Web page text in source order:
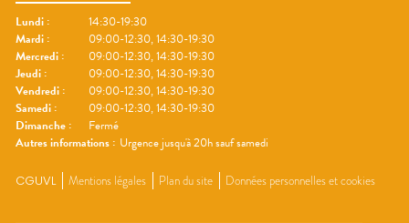
Lundi :
14:30-19:30
Mardi :
09:00-12:30, 14:30-19:30
Mercredi :
09:00-12:30, 14:30-19:30
Jeudi :
09:00-12:30, 14:30-19:30
Vendredi :
09:00-12:30, 14:30-19:30
Samedi :
09:00-12:30, 14:30-19:30
Dimanche :
Fermé
Autres informations : Urgence jusqu'à 20h sauf samedi
CGUVL Mentions légales Plan du site Données personnelles et cookies